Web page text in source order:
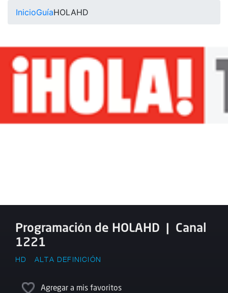
InicioGuíaHOLAHD
Programación de HOLAHD | Canal
1221
HD ALTA DEFINICIÓN
Agregar a mis favoritos